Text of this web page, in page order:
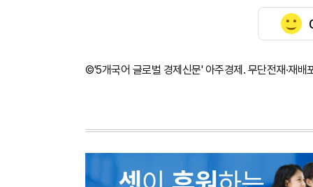
©'5개국어 글로벌 경제신문' 아주경제. 무단전재·재배